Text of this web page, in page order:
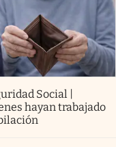
Social |
hayan trabajado